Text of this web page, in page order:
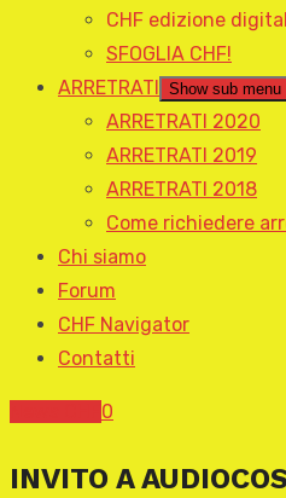
CHF edizione
SFOGLIA CHF!
ARRETRATI
Show sub menu
ARRETRATI 2020
ARRETRATI 2019
ARRETRATI 2018
Come richiedere
Chi siamo
Forum
CHF Navigator
Contatti
0
INVITO A